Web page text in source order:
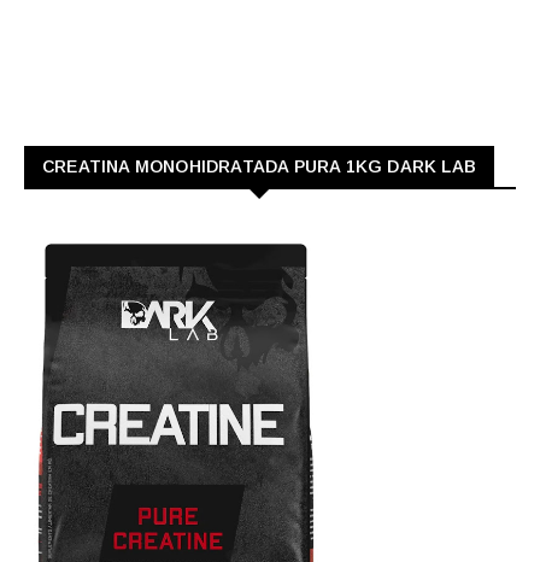
CREATINA MONOHIDRATADA PURA 1KG DARK LAB